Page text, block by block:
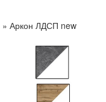
» Аркон ЛДСП new